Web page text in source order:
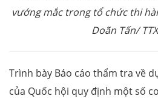
vướng mắc trong tổ chức thi
Doãn Tấn/
Trình bày Báo cáo thẩm tra về
của Quốc hội quy định một số